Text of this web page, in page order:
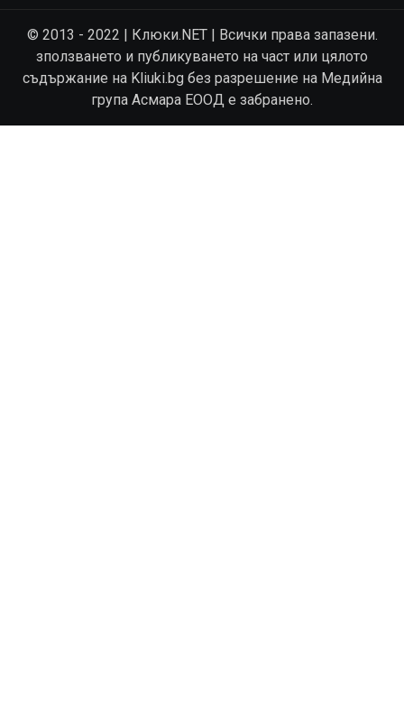
© 2013 - 2022 | Клюки.NET | Всички права запазени.
зползването и публикуването на част или цялото
съдържание на Kliuki.bg без разрешение на Медийна
група Асмара ЕООД е забранено.